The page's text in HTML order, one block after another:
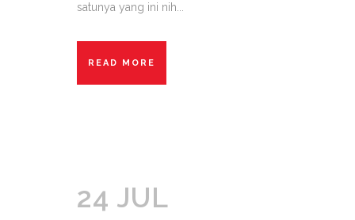
satunya yang ini nih...
READ MORE
24 JUL